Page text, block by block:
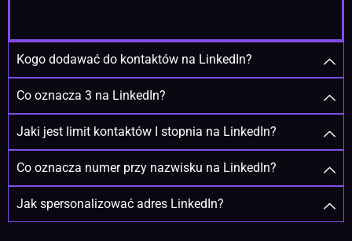
Kogo dodawać do kontaktów na LinkedIn?
Co oznacza 3 na LinkedIn?
Jaki jest limit kontaktów I stopnia na LinkedIn?
Co oznacza numer przy nazwisku na LinkedIn?
Jak spersonalizować adres LinkedIn?